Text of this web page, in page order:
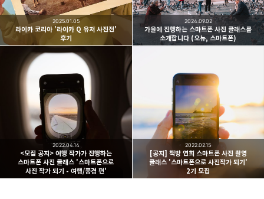
구독하기
카카오스토리
라이카 코리아 '라이카 Q 유저 사진전'
후기
2025.01.05
가을에 진행하는 스마트폰 사진 클래스를
소개합니다 (오뉴, 스마트폰)
2024.09.02
<모집 공지> 여행 작가가 진행하는
스마트폰 사진 클래스 '스마트폰으로
사진 작가 되기 - 여행/풍경 편'
2022.04.14
[공지] 책방 연희 스마트폰 사진 촬영
클래스 '스마트폰으로 사진작가 되기'
2기 모집
2022.02.15